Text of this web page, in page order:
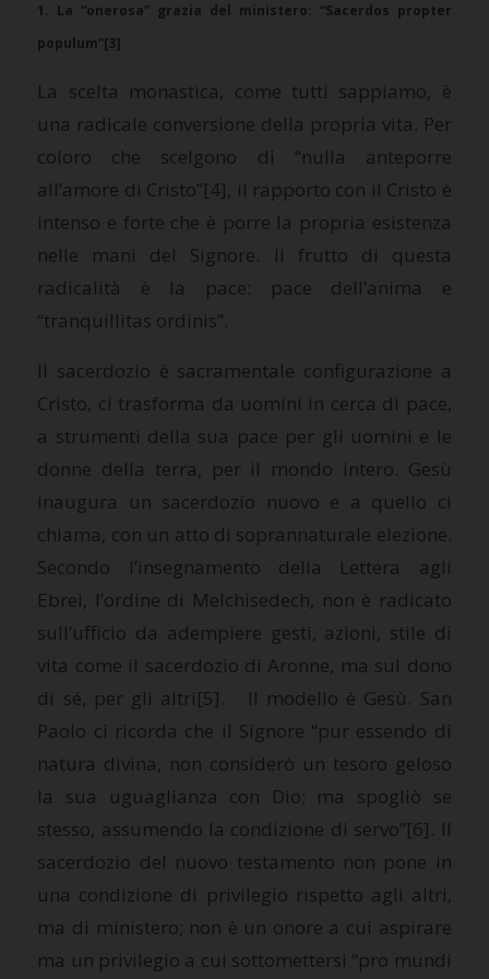
1. La “onerosa” grazia del ministero: “Sacerdos propter
populum”[3]
La scelta monastica, come tutti sappiamo, è
una radicale conversione della propria vita. Per
coloro che scelgono di “nulla anteporre
all’amore di Cristo”[4], il rapporto con il Cristo è
intenso e forte che è porre la propria esistenza
nelle mani del Signore. Il frutto di questa
radicalità è la pace: pace dell’anima e
“tranquillitas ordinis”.
Il sacerdozio è sacramentale configurazione a
Cristo, ci trasforma da uomini in cerca di pace,
a strumenti della sua pace per gli uomini e le
donne della terra, per il mondo intero. Gesù
inaugura un sacerdozio nuovo e a quello ci
chiama, con un atto di soprannaturale elezione.
Secondo l’insegnamento della Lettera agli
Ebrei, l’ordine di Melchisedech, non è radicato
sull’ufficio da adempiere gesti, azioni, stile di
vita come il sacerdozio di Aronne, ma sul dono
di sé, per gli altri[5]. Il modello è Gesù. San
Paolo ci ricorda che il Signore “pur essendo di
natura divina, non considerò un tesoro geloso
la sua uguaglianza con Dio; ma spogliò se
stesso, assumendo la condizione di servo”[6]. Il
sacerdozio del nuovo testamento non pone in
una condizione di privilegio rispetto agli altri,
ma di ministero; non è un onore a cui aspirare
ma un privilegio a cui sottomettersi “pro mundi